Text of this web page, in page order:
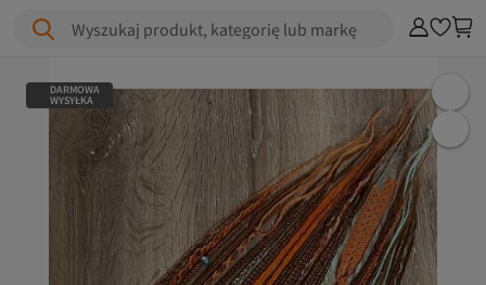
Wyszukaj produkt, kategorię lub markę
DARMOWA
WYSYŁKA